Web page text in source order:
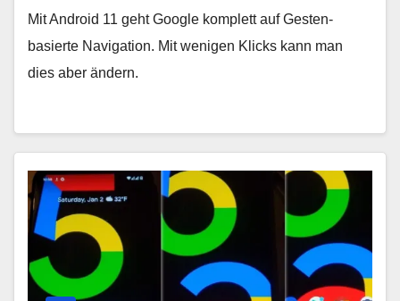
Mit Android 11 geht Google komplett auf Gesten-
basierte Navigation. Mit wenigen Klicks kann man
dies aber ändern.